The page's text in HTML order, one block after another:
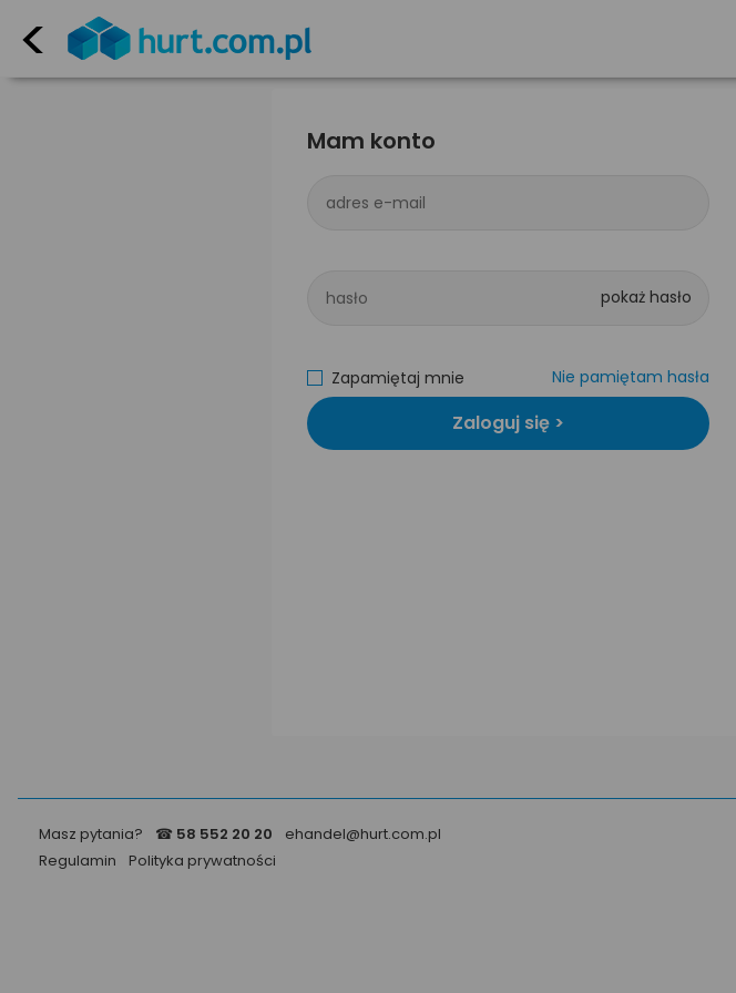
<
Mam konto
adres e-mail
hasło
Zapamiętaj mnie Nie pamiętam hasła
Masz pytania? ☎ 58 552 20 20
ehandel@hurt.com.pl
Regulamin
Polityka prywatności